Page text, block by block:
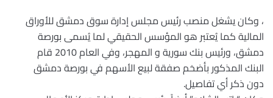
، وكان يشغل منصب رئيس مجلس إدارة سوق دمشق للأوراق
المالية كما يُعتبر هو المؤسس الحقيقي لما يُسمى بورصة
دمشق، ورئيس بنك سورية و المهجر، وفي العام 2010 قام
البنك المذكور بأضخم صفقة لبيع الأسهم في بورصة دمشق
دون ذكر أي تفاصيل.